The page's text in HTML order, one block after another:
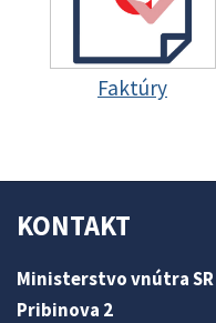
Faktúry
KONTAKT
Ministerstvo vnútra SR
Pribinova 2